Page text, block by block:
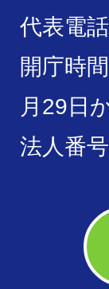
代表電
開庁時
月29日
法人番